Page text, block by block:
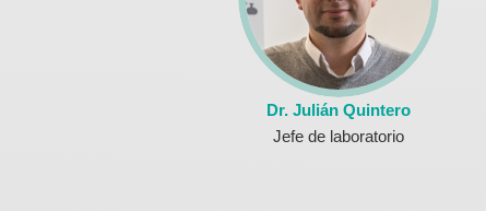
Dr. Julián Quintero
Jefe de laboratorio